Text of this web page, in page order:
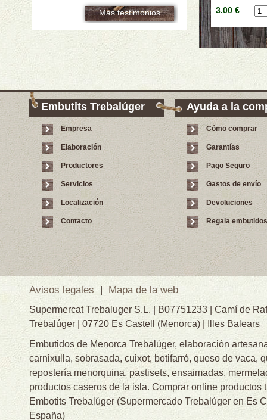
Más testimonios 3.00 €
Embutits Trebalúger
Empresa
Elaboración
Productores
Servicios
Localización
Contacto
Ayuda a la
Cómo comprar
Garantías
Pago Seguro
Gastos de envío
Devoluciones
Regala embutidos
Avisos legales | Mapa de la web
Supermercat Trebaluger S.L. | B07751233 | Camí de
Trebalúger | 07720 Es Castell (Menorca) | Illes Balears
Embutidos de Menorca Trebalúger, elaboración
carnixulla, sobrasada, cuixot, botifarró, queso de vaca,
repostería menorquina, pastisets, ensaimadas,
productos caseros de la isla. Comprar online productos
Embotits Trebalúger (Supermercado Trebalúger en Es
España)